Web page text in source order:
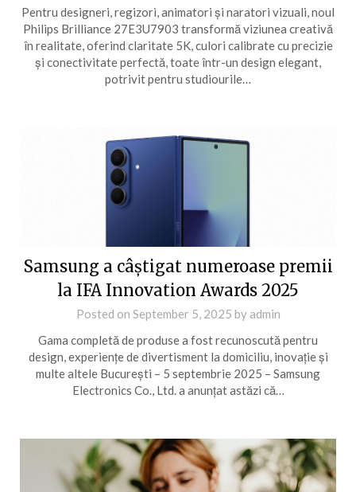
Pentru designeri, regizori, animatori și naratori vizuali, noul
Philips Brilliance 27E3U7903 transformă viziunea creativă
în realitate, oferind claritate 5K, culori calibrate cu precizie
și conectivitate perfectă, toate într-un design elegant,
potrivit pentru studiourile…
Samsung a câștigat numeroase premii
la IFA Innovation Awards 2025
Posted on September 5, 2025 by admin
Gama completă de produse a fost recunoscută pentru
design, experiențe de divertisment la domiciliu, inovație și
multe altele București – 5 septembrie 2025 – Samsung
Electronics Co., Ltd. a anunțat astăzi că…